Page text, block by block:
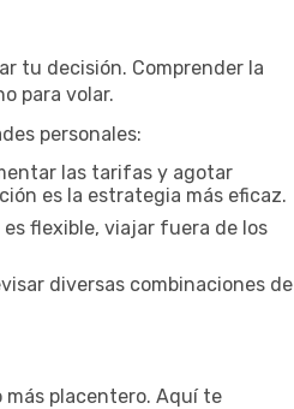
tu decisión. Comprender la
para volar.
personales:
las tarifas y agotar
es la estrategia más eficaz.
flexible, viajar fuera de los
diversas combinaciones de
placentero. Aquí te